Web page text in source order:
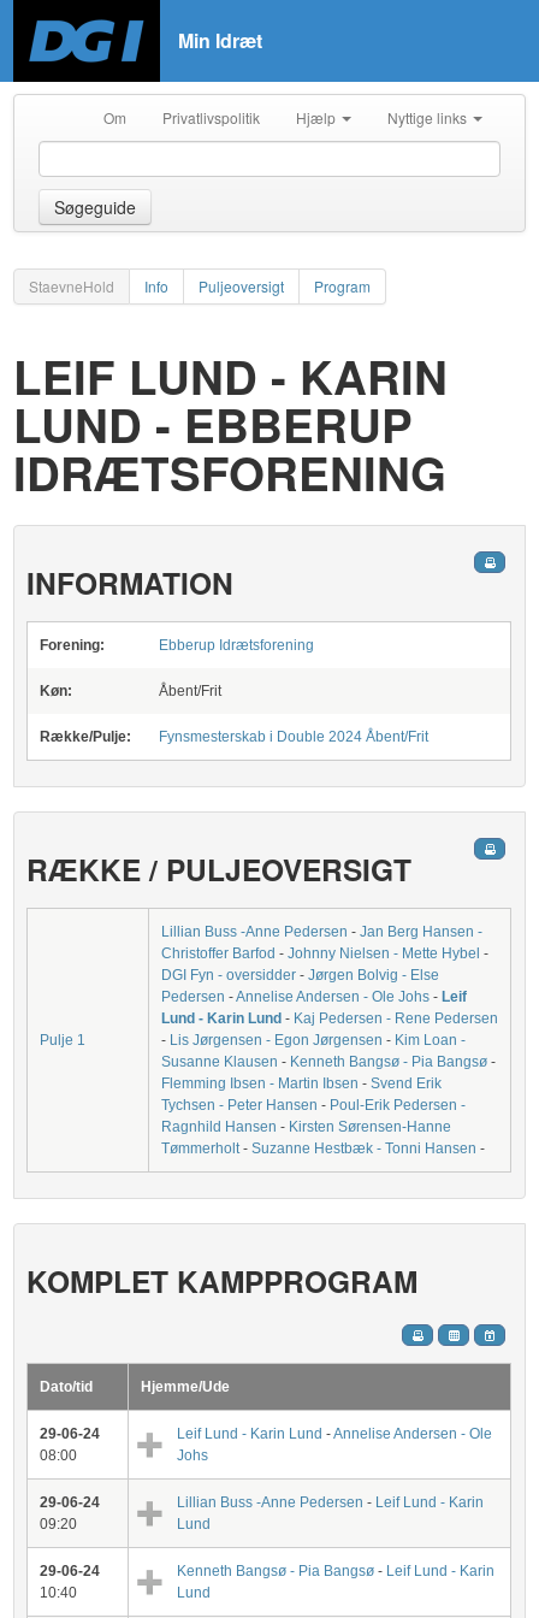
Min Idræt
Om Privatlivspolitik Hjælp Nyttige links
Søgeguide
StaevneHold Info Puljeoversigt Program
LEIF LUND - KARIN
LUND - EBBERUP
IDRÆTSFORENING
INFORMATION
Forening: Ebberup Idrætsforening
Køn: Åbent/Frit
Række/Pulje: Fynsmesterskab i Double 2024 Åbent/Frit
RÆKKE / PULJEOVERSIGT
Pulje 1
Lillian Buss -Anne Pedersen -Jan Berg Hansen -
Christoffer Barfod -Johnny Nielsen - Mette Hybel -
DGI Fyn - oversidder -Jørgen Bolvig - Else
Pedersen -Annelise Andersen - Ole Johs - Leif
Lund - Karin Lund - Kaj Pedersen - Rene Pedersen
- Lis Jørgensen - Egon Jørgensen - Kim Loan -
Susanne Klausen - Kenneth Bangsø - Pia Bangsø -
Flemming Ibsen - Martin Ibsen -Svend Erik
Tychsen - Peter Hansen - Poul-Erik Pedersen -
Ragnhild Hansen - Kirsten Sørensen-Hanne
Tømmerholt-Suzanne Hestbæk - Tonni Hansen -
KOMPLET KAMPPROGRAM
Dato/tid Hjemme/Ude
29-06-24
08:00
Leif Lund - Karin Lund -Annelise Andersen - Ole
Johs
29-06-24
09:20
Lillian Buss -Anne Pedersen - Leif Lund - Karin
Lund
29-06-24
10:40
Kenneth Bangsø - Pia Bangsø - Leif Lund - Karin
Lund